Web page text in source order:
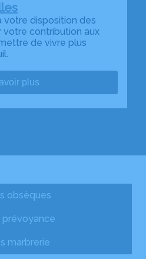
votre disposition des
votre contribution aux
de vivre plus
plus
obsèques
prévoyance
marbrerie